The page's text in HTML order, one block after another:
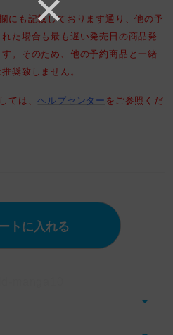
にも記載しております通り、他の予
た場合も最も遅い発売日の商品発
。そのため、他の予約商品と一緒
奨致しません。
ては、ヘルプセンター をご参照くだ
トに入れる